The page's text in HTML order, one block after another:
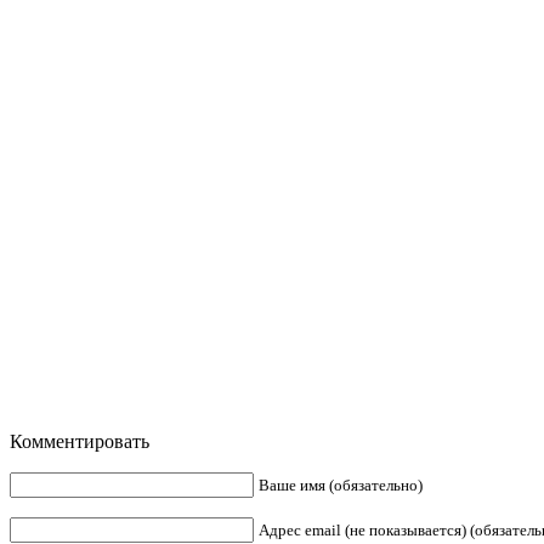
Комментировать
Ваше имя (обязательно)
Адрес email (не показывается)